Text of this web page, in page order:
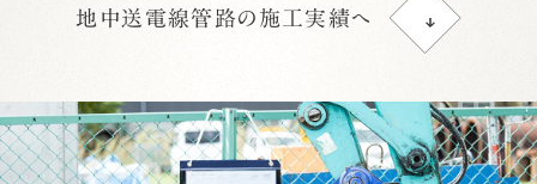
地中送電線管路の施工実績へ